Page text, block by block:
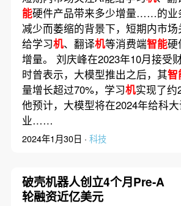
能硬件产品带来多少增量……的业
减少而萎缩的背景下，短期内市
给学习机、翻译机等消费端智能硬
增量。 刘庆峰在2023年10月接受
时曾表示，大模型推出之后，其智
量增长超过70%，学习机实现了约
他预计，大模型将在2024年给科
业……
2024年1月30日 · 科技
破壳机器人创立4个月Pre-A
轮融资近亿美元